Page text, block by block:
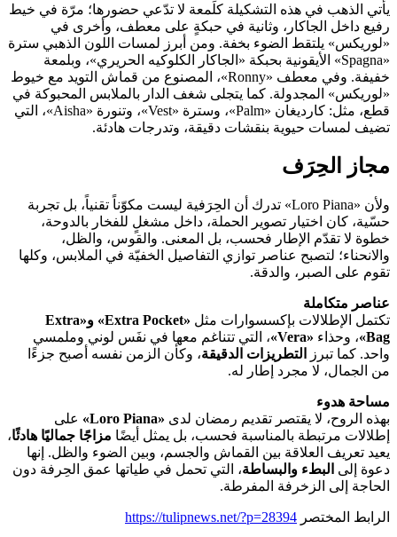
يأتي الذهب في هذه التشكيلة كلَمعة لا تدّعي حضورها؛ مرّة في خيط
رفيع داخل الجاكار، وثانية في حبكةٍ على معطف، وأخرى في
«لوريكس» يلتقط الضوء بخفة. ومن أبرز لمسات اللون الذهبي سترة
«Spagna» الأيقونية بحبكة «الجاكار الكلوكيه الحريري»، وبلمعة
خفيفة. وفي معطف «Ronny»، المصنوع من قماش التويد مع خيوط
«لوريكس» المجدولة. كما يتجلى شغف الدار بالملابس المحبوكة في
قطع، مثل: كارديغان «Palm»، وسترة «Vest»، وتنورة «Aisha»، التي
تضيف لمسات حيوية بنقشات دقيقة، وتدرجات هادئة.
مجاز الحِرَف
ولأن «Loro Piana» تدرك أن الحِرَفية ليست مكوّناً تقنياً، بل تجربة
حسّية، كان اختيار تصوير الحملة، داخل مشغلٍ للفخار بالدوحة،
خطوة لا تقدّم الإطار فحسب، بل المعنى. والقوس، والظل،
والانحناء؛ لتصبح عناصر توازي التفاصيل الخفيّة في الملابس، وكلها
تقوم على الصبر، والدقة.
عناصر متكاملة
تكتمل الإطلالات بإكسسوارات مثل
«Extra Pocket» و«Extra
Bag» ، وحذاء «Vera»
، التي تتناغم معها في نفَس لوني وملمسي
واحد. كما تبرز
التطريزات الدقيقة، وكأن الزمن نفسه أصبح جزءًا
من الجمال، لا مجرد إطار له.
مساحة هدوء
بهذه الروح، لا يقتصر تقديم رمضان لدى «Loro Piana»
على
إطلالات مرتبطة بالمناسبة فحسب، بل يمثل أيضًا مزاجًا جماليًا هادئًا،
يعيد تعريف العلاقة بين القماش والجسم، وبين الضوء والظل. إنها
دعوة إلى البطء والبساطة، التي تحمل في طياتها عمق الحِرفة دون
الحاجة إلى الزخرفة المفرطة.
الرابط المختصر https://tulipnews.net/?p=28394